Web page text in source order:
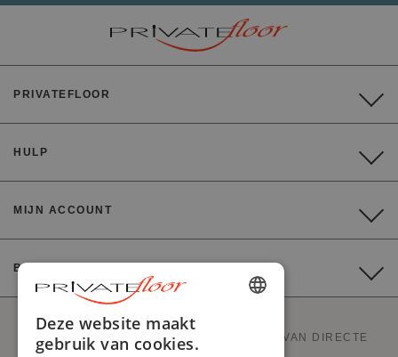
PRIVATEFLOOR
HULP
MIJN ACCOUNT
BETALING
PRIVATEFLOOR IS DE EERSTE WEBSITE VAN DIRECTE
Deze website maakt
gebruik van cookies.